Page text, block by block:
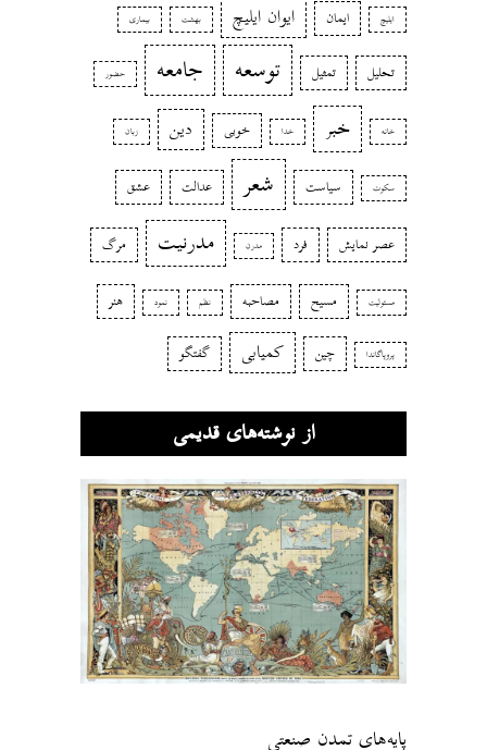
ایلیچ ایمان ایوان ایلیچ بهشت بیماری
تحلیل تمثیل توسعه جامعه حضور
خانه خبر خدا خوبی دین زبان
سکوت سیاست شعر عدالت عشق
عصر نمایش فرد مدرن مدرنیت مرگ
مسئولیت مسیح مصاحبه نظم نمود هنر
پروپاگاندا چین کمیابی گفتگو
از نوشته‌های قدیمی
پایه‌های تمدن صنعتی